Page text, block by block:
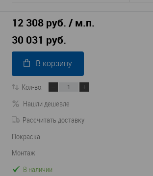
12 308 руб. / м.п.
30 031 руб.
В корзину
Кол-во:
Нашли дешевле
Рассчитать доставку
Покраска
Монтаж
В наличии